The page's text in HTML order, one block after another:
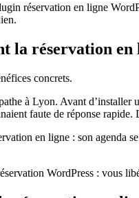
réservation en ligne
la réservation
concrets.
à Lyon. Avant
faute de réponse rapide.
en ligne : son agenda
WordPress : vous